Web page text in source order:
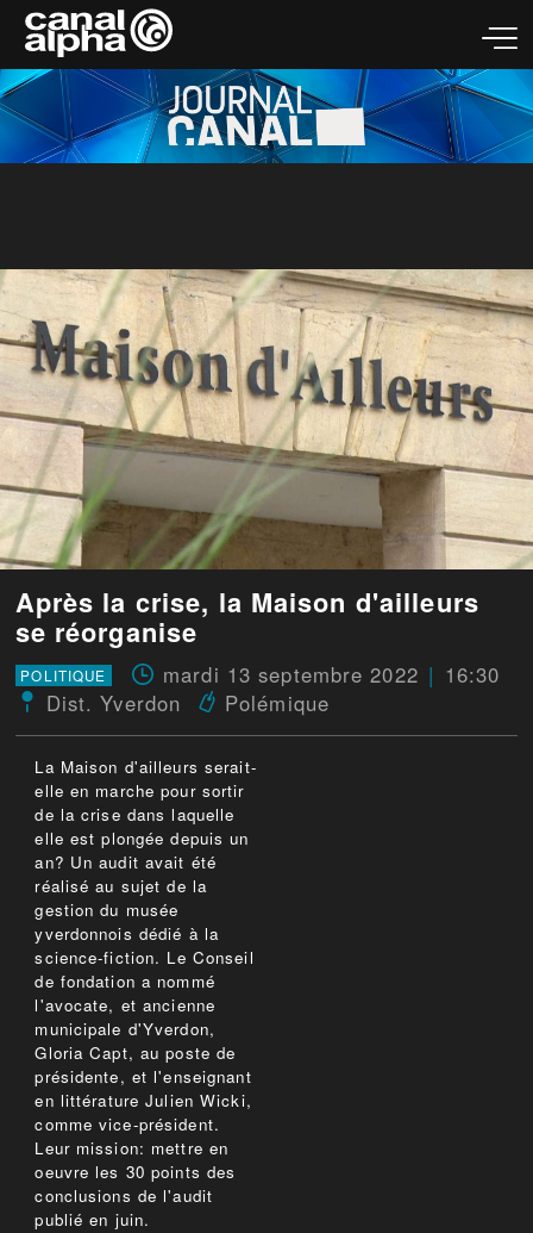
Après la crise, la Maison d'ailleurs
se réorganise
POLITIQUE mardi 13 septembre 2022
16:30
Dist. Yverdon
Polémique
La Maison d'ailleurs serait-
elle en marche pour sortir
de la crise dans laquelle
elle est plongée depuis un
an? Un audit avait été
réalisé au sujet de la
gestion du musée
yverdonnois dédié à la
science-fiction. Le Conseil
de fondation a nommé
l'avocate, et ancienne
municipale d'Yverdon,
Gloria Capt, au poste de
présidente, et l'enseignant
en littérature Julien Wicki,
comme vice-président.
Leur mission: mettre en
oeuvre les 30 points des
conclusions de l'audit
publié en juin.